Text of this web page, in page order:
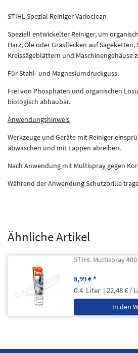
STIHL Spezial Reiniger Varioclean
Speziell entwickelter Reiniger, um
Harz, Öle oder Grasflecken auf Sägeketten,
Kreissägeblättern und Maschinengehäuse
Für Stahl- und Magnesiumdruckguss.
Frei von Phosphaten und organischen
biologisch abbaubar.
Anwendungshinweis
Werkzeuge und Geräte mit Reiniger
abwaschen und mit Lappen abreiben.
Nach Anwendung mit Multispray gegen
Während der Anwendung Schutzbrille
Ähnliche Artikel
STIHL Multispray
8,99 € *
0.4 Liter | 22,48 € /
In den